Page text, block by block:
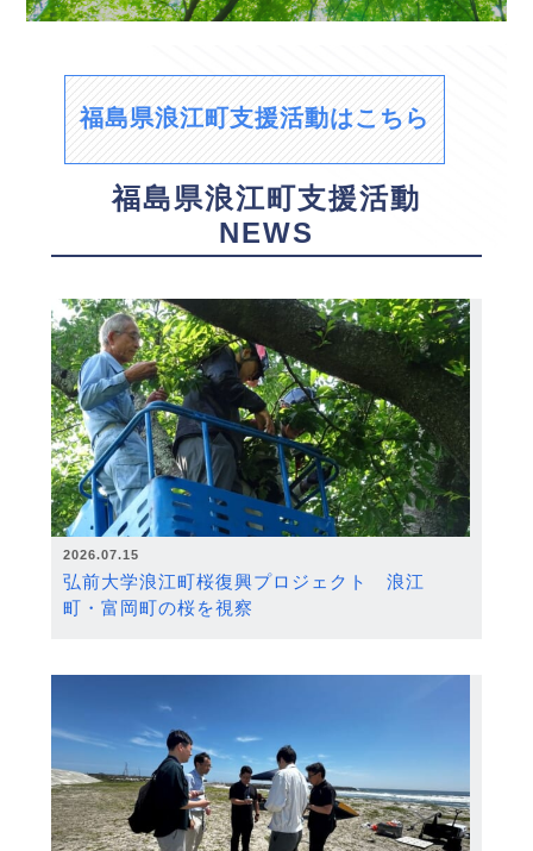
福島県浪江町支援活動はこちら
福島県浪江町支援活動
NEWS
2026.07.15
弘前大学浪江町桜復興プロジェクト 浪江
町・富岡町の桜を視察